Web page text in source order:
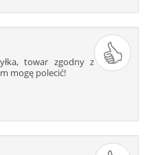
towar zgodny z
mogę polecić!